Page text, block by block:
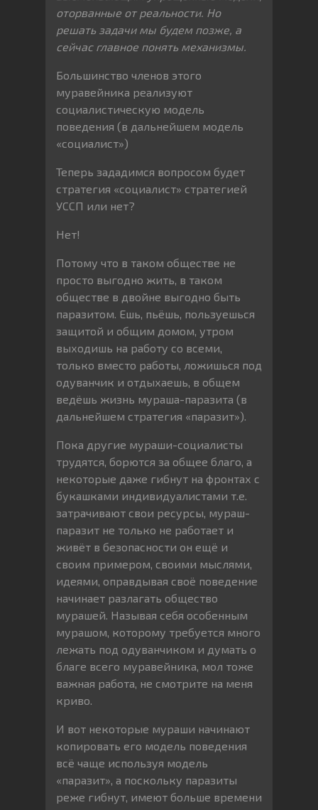
оторванные от реальности. Но
решать задачи мы будем позже, а
сейчас главное понять механизмы.
Большинство членов этого
муравейника реализуют
социалистическую модель
поведения (в дальнейшем модель
«социалист»)
Теперь зададимся вопросом будет
стратегия «социалист» стратегией
УССП или нет?
Нет!
Потому что в таком обществе не
просто выгодно жить, в таком
обществе в двойне выгодно быть
паразитом. Ешь, пьёшь, пользуешься
защитой и общим домом, утром
выходишь на работу со всеми,
только вместо работы, ложишься под
одуванчик и отдыхаешь, в общем
ведёшь жизнь мураша-паразита (в
дальнейшем стратегия «паразит»).
Пока другие мураши-социалисты
трудятся, борются за общее благо, а
некоторые даже гибнут на фронтах с
букашками индивидуалистами т.е.
затрачивают свои ресурсы, мураш-
паразит не только не работает и
живёт в безопасности он ещё и
своим примером, своими мыслями,
идеями, оправдывая своё поведение
начинает разлагать общество
мурашей. Называя себя особенным
мурашом, которому требуется много
лежать под одуванчиком и думать о
благе всего муравейника, мол тоже
важная работа, не смотрите на меня
криво.
И вот некоторые мураши начинают
копировать его модель поведения
всё чаще используя модель
«паразит», а поскольку паразиты
реже гибнут, имеют больше времени